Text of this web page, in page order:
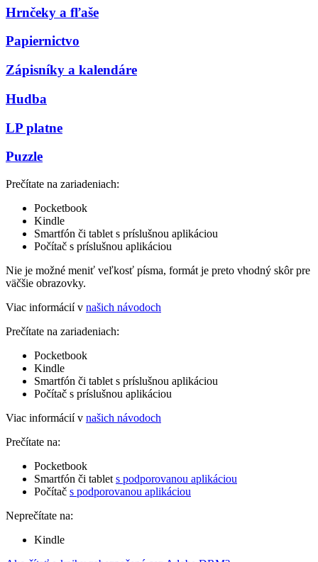
Hrnčeky a fľaše
Papiernictvo
Zápisníky a kalendáre
Hudba
LP platne
Puzzle
Prečítate na zariadeniach:
Pocketbook
Kindle
Smartfón či tablet s príslušnou aplikáciou
Počítač s príslušnou aplikáciou
Nie je možné meniť veľkosť písma, formát je preto vhodný skôr pre
väčšie obrazovky.
Viac informácií v našich návodoch
Prečítate na zariadeniach:
Pocketbook
Kindle
Smartfón či tablet s príslušnou aplikáciou
Počítač s príslušnou aplikáciou
Viac informácií v našich návodoch
Prečítate na:
Pocketbook
Smartfón či tablet s podporovanou aplikáciou
Počítač s podporovanou aplikáciou
Neprečítate na:
Kindle